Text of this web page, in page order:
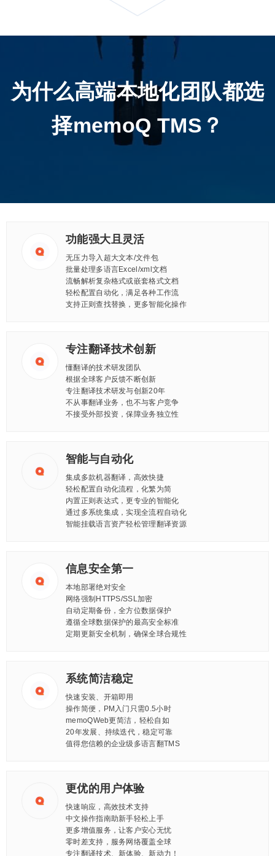
为什么高端本地化团队都选
择memoQ TMS？
功能强大且灵活
无压力导入超大文本/文件包
批量处理多语言Excel/xml文档
流畅解析复杂格式或嵌套格式文档
轻松配置自动化，满足各种工作流
支持正则查找替换，更多智能化操作
专注翻译技术创新
懂翻译的技术研发团队
根据全球客户反馈不断创新
专注翻译技术研发与创新20年
不从事翻译业务，也不与客户竞争
不接受外部投资，保障业务独立性
智能与自动化
集成多款机器翻译，高效快捷
轻松配置自动化流程，化繁为简
内置正则表达式，更专业的智能化
通过多系统集成，实现全流程自动化
智能挂载语言资产轻松管理翻译资源
信息安全第一
本地部署绝对安全
网络强制HTTPS/SSL加密
自动定期备份，全方位数据保护
遵循全球数据保护的最高安全标准
定期更新安全机制，确保全球合规性
系统简洁稳定
快速安装、开箱即用
操作简便，PM入门只需0.5小时
memoQWeb更简洁，轻松自如
20年发展、持续迭代，稳定可靠
值得您信赖的企业级多语言翻TMS
更优的用户体验
快速响应，高效技术支持
中文操作指南助新手轻松上手
更多增值服务，让客户安心无忧
零时差支持，服务网络覆盖全球
专注翻译技术、新体验、新动力！